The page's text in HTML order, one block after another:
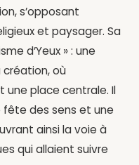
s’opposant
et paysager. Sa
d’Yeux » : une
création, où
une place centrale. Il
des sens et une
ainsi la voie à
qui allaient suivre